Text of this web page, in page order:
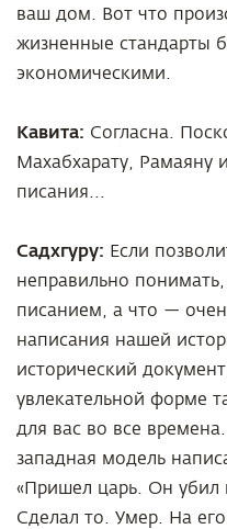
ваш дом. Вот что
жизненные стандарты
экономическими.
Кавита: Согласна.
Махабхарату, Рамаяну
писания...
Садхгуру: Если
неправильно
писанием, а что —
написания нашей
исторический
увлекательной форме
для вас во все
западная модель
«Пришел царь. Он убил
Сделал то. Умер. На